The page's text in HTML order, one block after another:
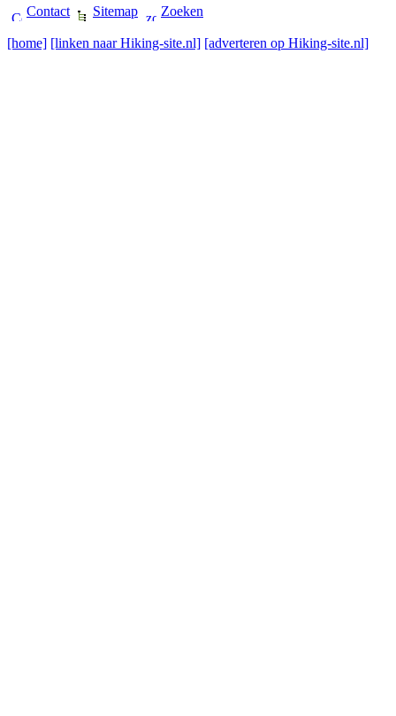
Contact Sitemap Zoeken
[home] [linken naar Hiking-site.nl] [adverteren op Hiking-site.nl]